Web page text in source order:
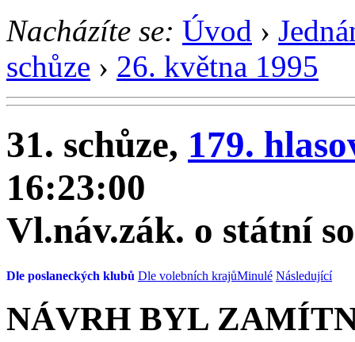
Nacházíte se: Úvod ›
schůze › 26. května 1995
31. schůze, 179.
16:23:00
Vl.náv.zák. o státní
Dle poslaneckých klubů Dle volebních krajůMinulé Následující
NÁVRH BYL